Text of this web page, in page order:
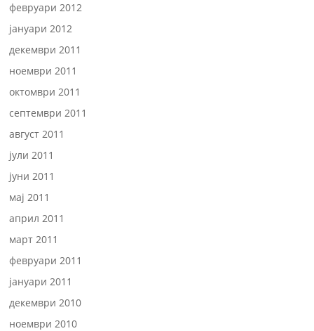
февруари 2012
јануари 2012
декември 2011
ноември 2011
октомври 2011
септември 2011
август 2011
јули 2011
јуни 2011
мај 2011
април 2011
март 2011
февруари 2011
јануари 2011
декември 2010
ноември 2010